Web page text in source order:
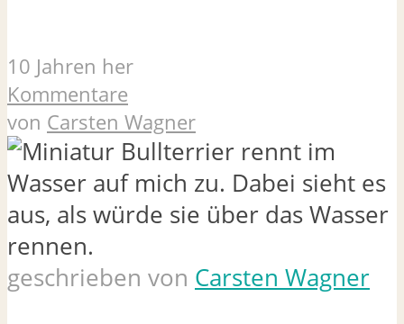
10 Jahren her
Kommentare
von Carsten Wagner
geschrieben von Carsten Wagner